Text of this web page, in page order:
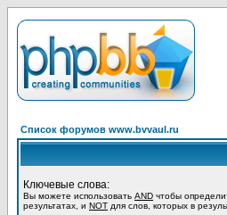
Список форумов www.bvvaul.ru
Ключевые слова:
Вы можете использовать AND чтобы
результатах, и NOT для слов, которых в